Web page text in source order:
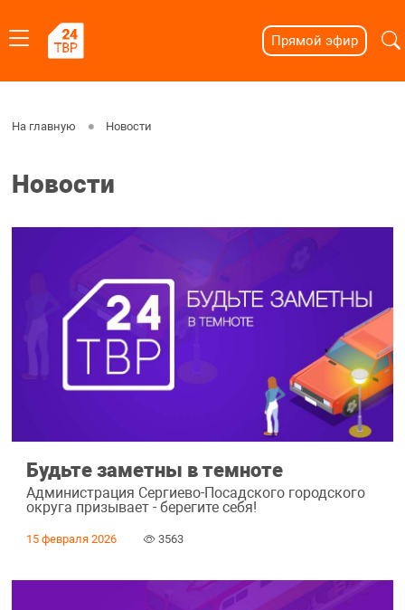
Прямой эфир
На главную Новости
Новости
Будьте заметны в темноте
Администрация Сергиево-Посадского городского
округа призывает - берегите себя!
15 февраля 2026 3563